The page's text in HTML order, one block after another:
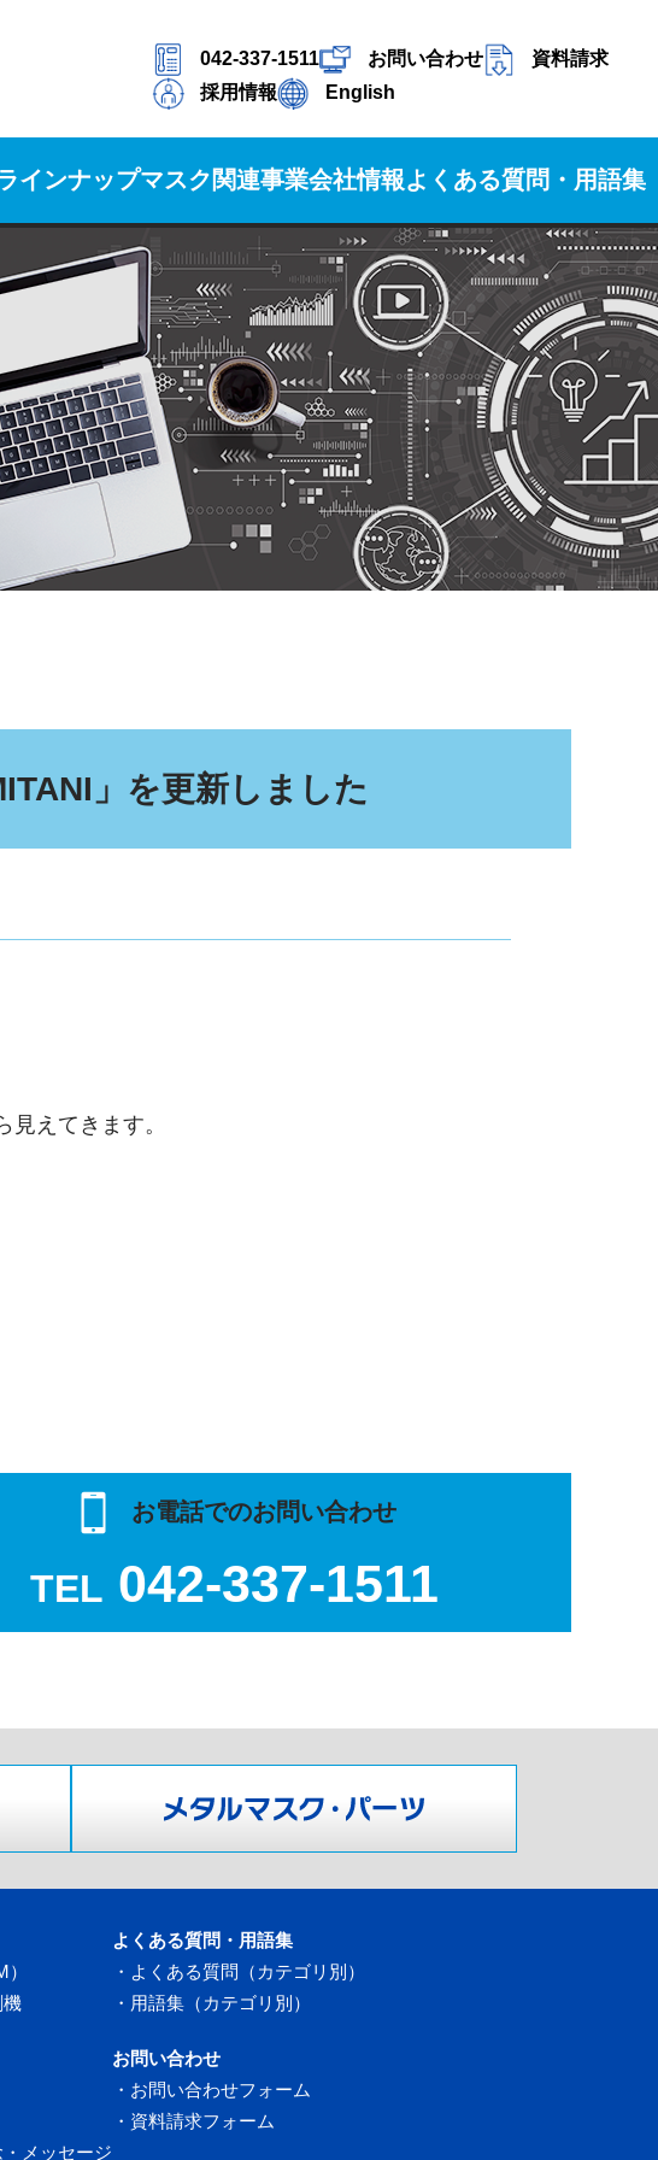
042-337-1511 お問い合わせ
資料請求
採用情報
English
インナップマスク関連事業会社情報よくある質問・用語集
」を更新しました
えてきます。
お電話でのお問い合わせ
TEL 042-337-1511
機
メッセージ
よくある質問・用語集
・ よくある質問（カテゴリ別）
・ 用語集（カテゴリ別）
お問い合わせ
・ お問い合わせフォーム
・ 資料請求フォーム